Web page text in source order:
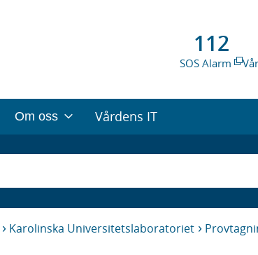
112
SOS Alarm
Om oss Vårdens IT
Karolinska Universitetslaboratoriet